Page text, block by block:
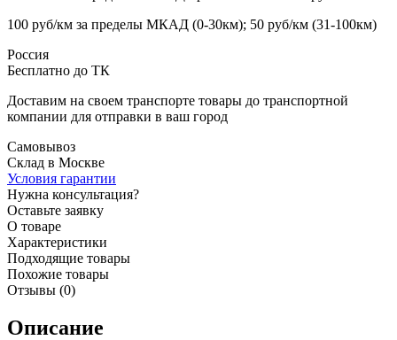
100 руб/км за пределы МКАД (0-30км); 50 руб/км (31-100км)
Россия
Бесплатно до ТК
Доставим на своем транспорте товары до транспортной
компании для отправки в ваш город
Самовывоз
Склад в Москве
Условия гарантии
Нужна консультация?
Оставьте заявку
О товаре
Характеристики
Подходящие товары
Похожие товары
Отзывы (0)
Описание